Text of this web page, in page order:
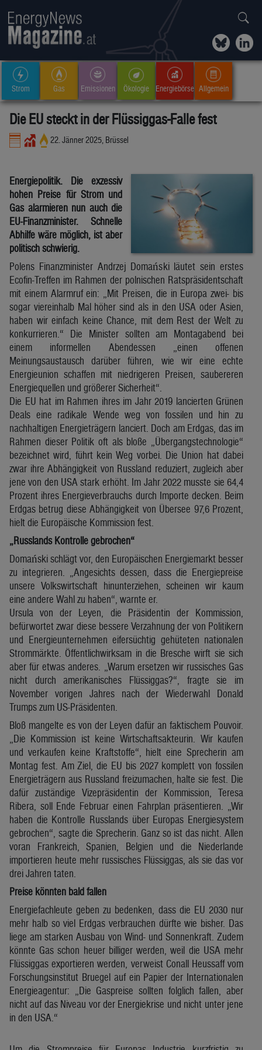
Strom Gas Emissionen Ökologie Energiebörse Allgemein
Die EU steckt in der Flüssiggas-Falle fest
22. Jänner 2025, Brüssel
Energiepolitik. Die exzessiv
hohen Preise für Strom und
Gas alarmieren nun auch die
EU-Finanzminister. Schnelle
Abhilfe wäre möglich, ist aber
politisch schwierig.
Polens Finanzminister Andrzej Domański läutet sein erstes
Ecofin-Treffen im Rahmen der polnischen Ratspräsidentschaft
mit einem Alarmruf ein: „Mit Preisen, die in Europa zwei- bis
sogar viereinhalb Mal höher sind als in den USA oder Asien,
haben wir einfach keine Chance, mit dem Rest der Welt zu
konkurrieren.“ Die Minister sollten am Montagabend bei
einem informellen Abendessen „einen offenen
Meinungsaustausch darüber führen, wie wir eine echte
Energieunion schaffen mit niedrigeren Preisen, saubereren
Energiequellen und größerer Sicherheit“.
Die EU hat im Rahmen ihres im Jahr 2019 lancierten Grünen
Deals eine radikale Wende weg von fossilen und hin zu
nachhaltigen Energieträgern lanciert. Doch am Erdgas, das im
Rahmen dieser Politik oft als bloße „Übergangstechnologie“
bezeichnet wird, führt kein Weg vorbei. Die Union hat dabei
zwar ihre Abhängigkeit von Russland reduziert, zugleich aber
jene von den USA stark erhöht. Im Jahr 2022 musste sie 64,4
Prozent ihres Energieverbrauchs durch Importe decken. Beim
Erdgas betrug diese Abhängigkeit von Übersee 97,6 Prozent,
hielt die Europäische Kommission fest.
„Russlands Kontrolle gebrochen“
Domański schlägt vor, den Europäischen Energiemarkt besser
zu integrieren. „Angesichts dessen, dass die Energiepreise
unsere Volkswirtschaft hinunterziehen, scheinen wir kaum
eine andere Wahl zu haben“, warnte er.
Ursula von der Leyen, die Präsidentin der Kommission,
befürwortet zwar diese bessere Verzahnung der von Politikern
und Energieunternehmen eifersüchtig gehüteten nationalen
Strommärkte. Öffentlichwirksam in die Bresche wirft sie sich
aber für etwas anderes. „Warum ersetzen wir russisches Gas
nicht durch amerikanisches Flüssiggas?“, fragte sie im
November vorigen Jahres nach der Wiederwahl Donald
Trumps zum US-Präsidenten.
Bloß mangelte es von der Leyen dafür an faktischem Pouvoir.
„Die Kommission ist keine Wirtschaftsakteurin. Wir kaufen
und verkaufen keine Kraftstoffe“, hielt eine Sprecherin am
Montag fest. Am Ziel, die EU bis 2027 komplett von fossilen
Energieträgern aus Russland freizumachen, halte sie fest. Die
dafür zuständige Vizepräsidentin der Kommission, Teresa
Ribera, soll Ende Februar einen Fahrplan präsentieren. „Wir
haben die Kontrolle Russlands über Europas Energiesystem
gebrochen“, sagte die Sprecherin. Ganz so ist das nicht. Allen
voran Frankreich, Spanien, Belgien und die Niederlande
importieren heute mehr russisches Flüssiggas, als sie das vor
drei Jahren taten.
Preise könnten bald fallen
Energiefachleute geben zu bedenken, dass die EU 2030 nur
mehr halb so viel Erdgas verbrauchen dürfte wie bisher. Das
liege am starken Ausbau von Wind- und Sonnenkraft. Zudem
könnte Gas schon heuer billiger werden, weil die USA mehr
Flüssiggas exportieren werden, verweist Conall Heussaff vom
Forschungsinstitut Bruegel auf ein Papier der Internationalen
Energieagentur: „Die Gaspreise sollten folglich fallen, aber
nicht auf das Niveau vor der Energiekrise und nicht unter jene
in den USA.“